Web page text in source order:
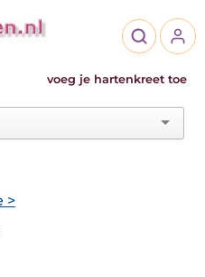
voeg je hartenkreet toe
>